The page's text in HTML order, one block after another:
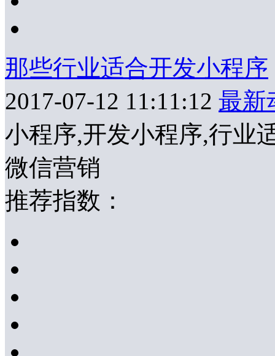
那些行业适合开发小程序
2017-07-12 11:11:12 最新
小程序,开发小程序,行业
微信营销
推荐指数：